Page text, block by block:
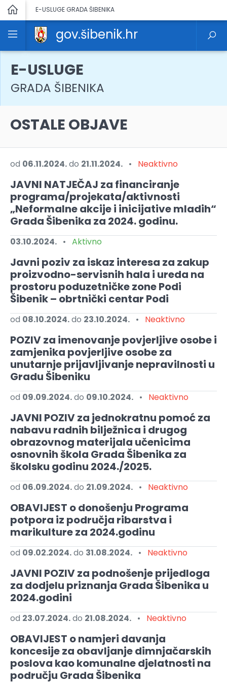
E-USLUGE GRADA ŠIBENIKA
gov.šibenik.hr
E-USLUGE
GRADA ŠIBENIKA
OSTALE OBJAVE
od 06.11.2024.do 21.11.2024. • Neaktivno
JAVNI NATJEČAJ za financiranje
programa/projekata/aktivnosti
„Neformalne akcije i inicijative mladih“
Grada Šibenika za 2024. godinu.
03.10.2024. • Aktivno
Javni poziv za iskaz interesa za zakup
proizvodno-servisnih hala i ureda na
prostoru poduzetničke zone Podi
Šibenik – obrtnički centar Podi
od 08.10.2024.do 23.10.2024. • Neaktivno
POZIV za imenovanje povjerljive osobe i
zamjenika povjerljive osobe za
unutarnje prijavljivanje nepravilnosti u
Gradu Šibeniku
od 09.09.2024.do 09.10.2024. • Neaktivno
JAVNI POZIV za jednokratnu pomoć za
nabavu radnih bilježnica i drugog
obrazovnog materijala učenicima
osnovnih škola Grada Šibenika za
školsku godinu 2024./2025.
od 06.09.2024.do 21.09.2024. • Neaktivno
OBAVIJEST o donošenju Programa
potpora iz područja ribarstva i
marikulture za 2024.godinu
od 09.02.2024.do 31.08.2024. • Neaktivno
JAVNI POZIV za podnošenje prijedloga
za dodjelu priznanja Grada Šibenika u
2024.godini
od 23.07.2024.do 21.08.2024. • Neaktivno
OBAVIJEST o namjeri davanja
koncesije za obavljanje dimnjačarskih
poslova kao komunalne djelatnosti na
području Grada Šibenika